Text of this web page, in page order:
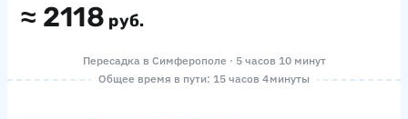
≈ 2118 руб.
Пересадка в Симферополе · 5 часов 10 минут
Общее время в пути: 15 часов 4 минуты